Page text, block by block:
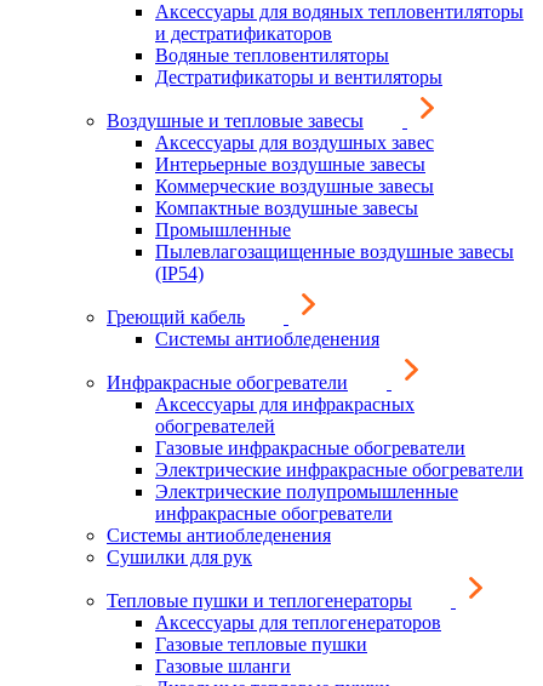
Аксессуары для водяных тепловентиляторы
и дестратификаторов
Водяные тепловентиляторы
Дестратификаторы и вентиляторы
Воздушные и тепловые завесы
Аксессуары для воздушных завес
Интерьерные воздушные завесы
Коммерческие воздушные завесы
Компактные воздушные завесы
Промышленные
Пылевлагозащищенные воздушные завесы
(IP54)
Греющий кабель
Системы антиобледенения
Инфракрасные обогреватели
Аксессуары для инфракрасных
обогревателей
Газовые инфракрасные обогреватели
Электрические инфракрасные обогреватели
Электрические полупромышленные
инфракрасные обогреватели
Системы антиобледенения
Сушилки для рук
Тепловые пушки и теплогенераторы
Аксессуары для теплогенераторов
Газовые тепловые пушки
Газовые шланги